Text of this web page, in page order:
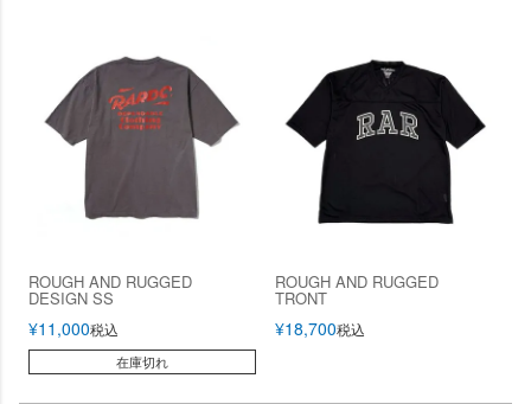
ROUGH AND RUGGED
DESIGN SS
¥11,000税込
在庫切れ
ROUGH AND RUGGED
TRONT
¥18,700税込